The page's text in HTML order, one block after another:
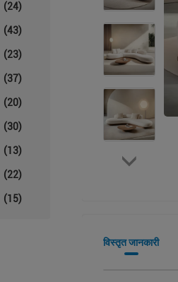
(24)
(43)
(23)
(37)
(20)
(30)
(13)
(22)
(15)
विस्तृत जानकारी